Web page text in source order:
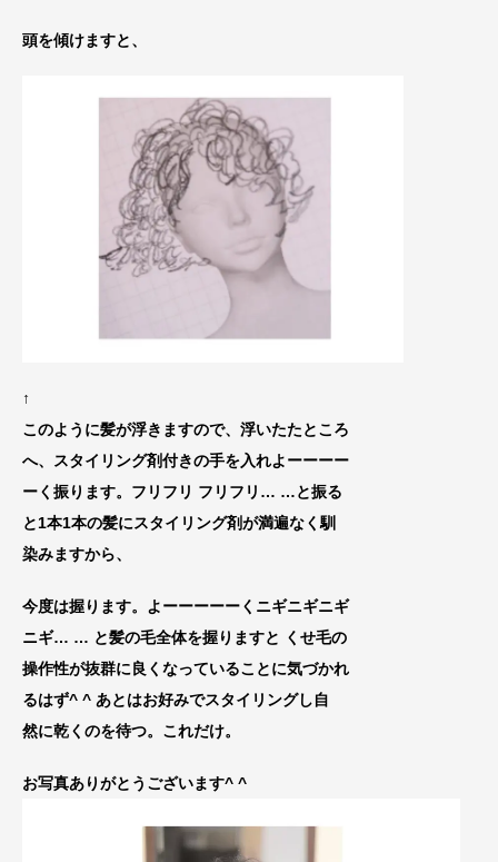
頭を傾けますと、
↑
このように髪が浮きますので、浮いたたところ
へ、スタイリング剤付きの手を入れよーーーー
ーく振ります。フリフリ フリフリ… …と振る
と1本1本の髪にスタイリング剤が満遍なく馴
染みますから、
今度は握ります。よーーーーーくニギニギニギ
ニギ… … と髪の毛全体を握りますと くせ毛の
操作性が抜群に良くなっていることに気づかれ
るはず^ ^ あとはお好みでスタイリングし自
然に乾くのを待つ。これだけ。
お写真ありがとうございます^ ^